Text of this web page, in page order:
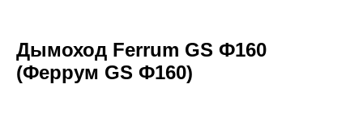
Дымоход Ferrum GS Ф160
(Феррум GS Ф160)